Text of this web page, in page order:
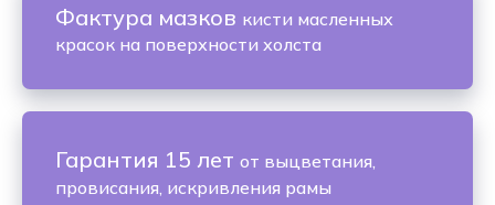
Фактура мазков кисти масленных
красок на поверхности холста
Гарантия 15 лет от выцветания,
провисания, искривления рамы